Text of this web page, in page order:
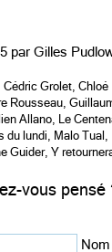
par Gilles
Cédric Grolet Chloé
Rousseau
Allano Le
du lundi Malo Tual
Guider, Y
vous